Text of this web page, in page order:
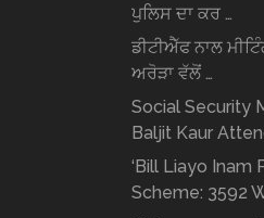
ਪੁਲਿਸ ਦਾ ਕਰ …
ਡੀਟੀਐੱਫ ਨਾਲ
ਅਰੋੜਾ ਵੱਲੋਂ …
Social Security
Baljit Kaur
‘Bill Liayo Inam
Scheme: 3592